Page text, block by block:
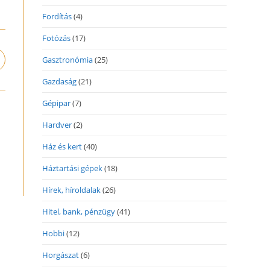
Fordítás(4)
Fotózás(17)
Gasztronómia(25)
Gazdaság(21)
Gépipar(7)
Hardver(2)
Ház és kert(40)
Háztartási gépek(18)
Hírek, híroldalak(26)
Hitel, bank, pénzügy(41)
Hobbi(12)
Horgászat(6)